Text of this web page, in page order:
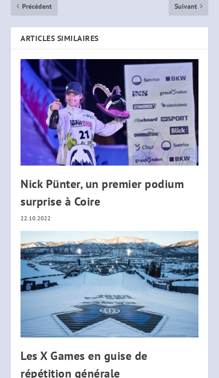
Précédent
Suivant
ARTICLES SIMILAIRES
Nick Pünter, un premier podium
surprise à Coire
22.10.2022
Les X Games en guise de
répétition générale